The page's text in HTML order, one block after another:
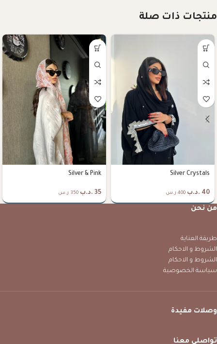
منتجات ذات صلة
Silver Crystals
40 .د.ب 400 ر.س
Silver & Pink
35 .د.ب 350 ر.س
من نحن
طريقة العناية
الشروط و الاحكام
الشروط و الاحكام
سياسة الخصوصية
وصلات مفيدة
تواصلي معنا